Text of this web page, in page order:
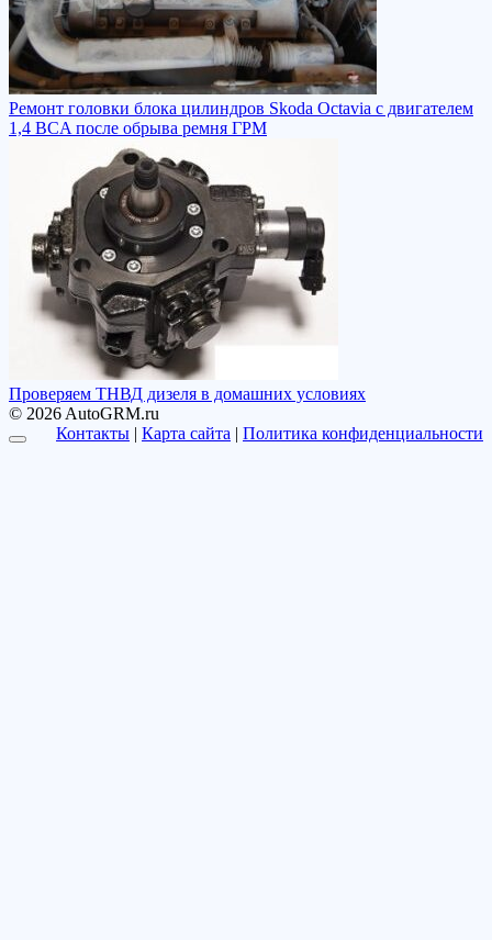
Ремонт головки блока цилиндров Skoda Octavia с двигателем
1,4 BCA после обрыва ремня ГРМ
Проверяем ТНВД дизеля в домашних условиях
© 2026 AutoGRM.ru
Контакты | Карта сайта | Политика конфиденциальности